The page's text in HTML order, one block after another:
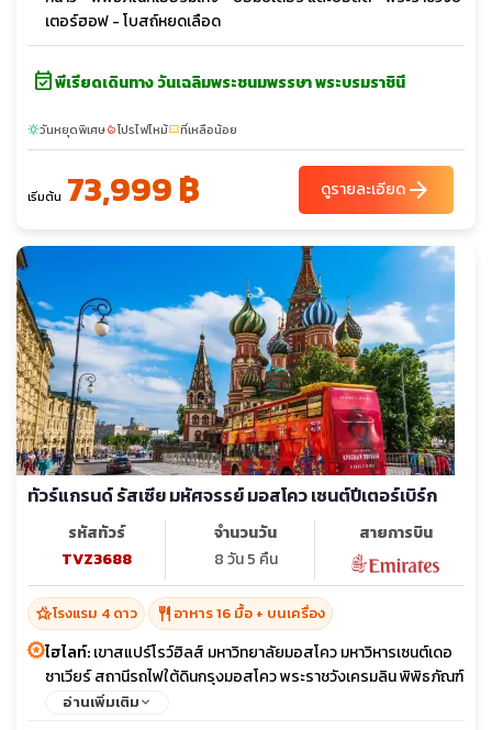
เตอร์ฮอฟ - โบสถ์หยดเลือด
event_availableพีเรียดเดินทาง วันเฉลิมพระชนมพรรษา พระบรมราชินี
sunnyวันหยุดพิเศษlocal_fire_departmentโปรไฟไหม้confirmation_numberที่เหลือน้อย
เริ่มต้น 73,999 ฿ ดูรายละเอียดarrow_forward
ทัวร์แกรนด์ รัสเซีย มหัศจรรย์ มอสโคว เซนต์ปีเตอร์เบิร์ก
รหัสทัวร์
TVZ3688
จำนวนวัน
8 วัน 5 คืน
สายการบิน
hotel_classโรงแรม 4 ดาว restaurant อาหาร 16 มื้อ + บนเครื่อง
ไฮไลท์:เขาสแปร์โรว์ฮิลส์ มหาวิทยาลัยมอสโคว มหาวิหารเซนต์เดอ
ซาเวียร์ สถานีรถไฟใต้ดินกรุงมอสโคว พระราชวังเครมลิน พิพิธภัณฑ์
อาร์เมอร์รี่แชมเบอร์ สุสานเลนิน จัตุรัสแดง ชมโชว์ละครสัตว์ Circus
อ่านเพิ่มเติม